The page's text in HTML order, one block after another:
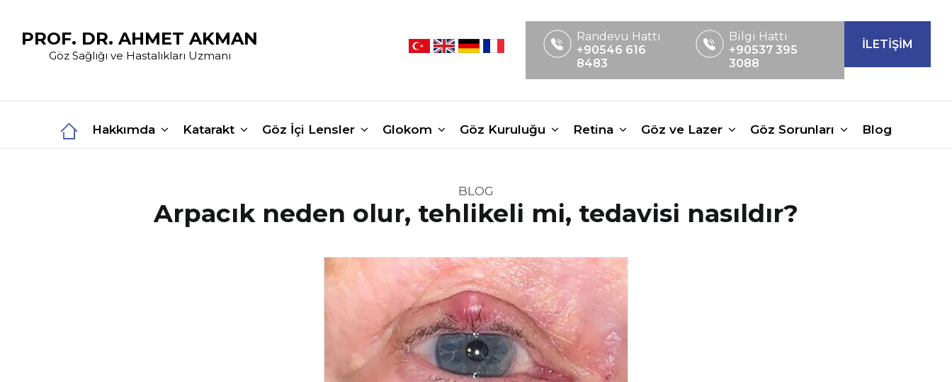
PROF. DR. AHMET AKMAN
Göz Sağlığı ve Hastalıkları Uzmanı
İLETİŞİM
Randevu Hattı
+90546 616
8483
Bilgi Hattı
+90537 395
3088
Hakkımda Katarakt Göz İçi Lensler Glokom Göz Kuruluğu Retina Göz ve Lazer Göz Sorunları Blog
BLOG
Arpacık neden olur, tehlikeli mi, tedavisi nasıldır?